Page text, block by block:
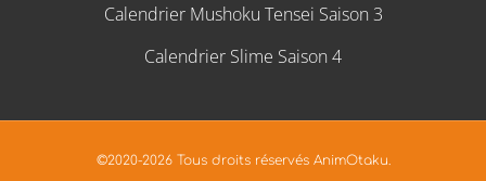
Calendrier Mushoku Tensei Saison 3
Calendrier Slime Saison 4
©2020-2026 Tous droits réservés AnimOtaku.